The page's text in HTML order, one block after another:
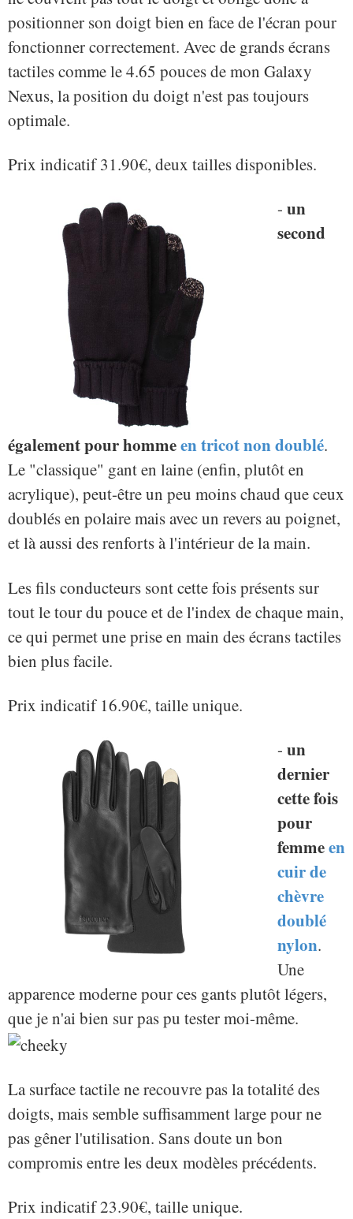
positionner son doigt bien en face de l'écran pour
fonctionner correctement. Avec de grands écrans
tactiles comme le 4.65 pouces de mon Galaxy
Nexus, la position du doigt n'est pas toujours
optimale.
Prix indicatif 31.90€, deux tailles disponibles.
- un
second
également pour hommeen tricot non doublé.
Le "classique" gant en laine (enfin, plutôt en
acrylique), peut-être un peu moins chaud que ceux
doublés en polaire mais avec un revers au poignet,
et là aussi des renforts à l'intérieur de la main.
Les fils conducteurs sont cette fois présents sur
tout le tour du pouce et de l'index de chaque main,
ce qui permet une prise en main des écrans tactiles
bien plus facile.
Prix indicatif 16.90€, taille unique.
- un
dernier
cette fois
pour
femmeen
cuir de
chèvre
doublé
nylon.
Une
apparence moderne pour ces gants plutôt légers,
que je n'ai bien sur pas pu tester moi-même.
La surface tactile ne recouvre pas la totalité des
doigts, mais semble suffisamment large pour ne
pas gêner l'utilisation. Sans doute un bon
compromis entre les deux modèles précédents.
Prix indicatif 23.90€, taille unique.